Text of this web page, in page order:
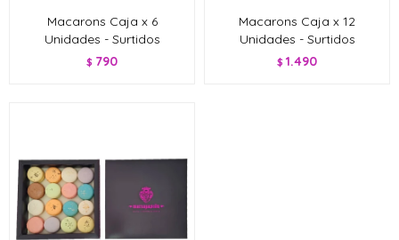
Macarons Caja x 6
Unidades - Surtidos
$ 790
Macarons Caja x 12
Unidades - Surtidos
$ 1.490